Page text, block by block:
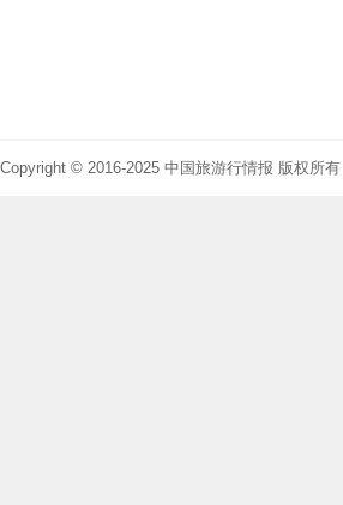
Copyright © 2016-2025 中国旅游行情报 版权所有